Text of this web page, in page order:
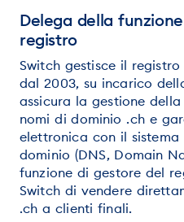
Delega della
registro
Switch gestisce il
dal 2003, su incarico
assicura la gestione
nomi di dominio .ch e
elettronica con il
dominio (DNS, Domain
funzione di gestore del
Switch di vendere
.ch a clienti finali.